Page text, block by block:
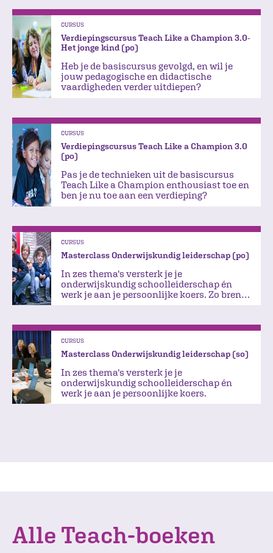
CURSUS
Verdiepingscursus Teach Like a Champion 3.0-
Het jonge kind (po)
Heb je de basiscursus gevolgd, en wil je
jouw pedagogische en didactische
vaardigheden verder uitdiepen?
CURSUS
Verdiepingscursus Teach Like a Champion 3.0
(po)
Pas je de technieken uit de basiscursus
Teach Like a Champion enthousiast toe en
ben je nu toe aan een verdieping?
CURSUS
Masterclass Onderwijskundig leiderschap (po)
In zes thema's versterk je je
onderwijskundig schoolleiderschap én
werk je aan je persoonlijke koers. Zo breng
CURSUS
Masterclass Onderwijskundig leiderschap (so)
In zes thema's versterk je je
onderwijskundig schoolleiderschap én
werk je aan je persoonlijke koers.
Alle Teach-boeken